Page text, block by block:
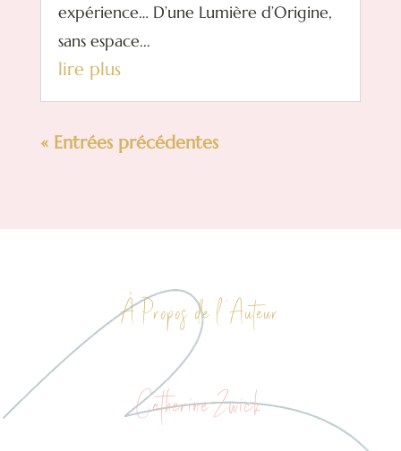
expérience… D’une Lumière d’Origine,
sans espace...
lire plus
« Entrées précédentes
À Propos de l ‘Auteur
Catherine Zwick